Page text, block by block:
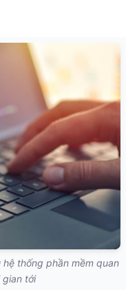
thống phần mềm quan
gian tới